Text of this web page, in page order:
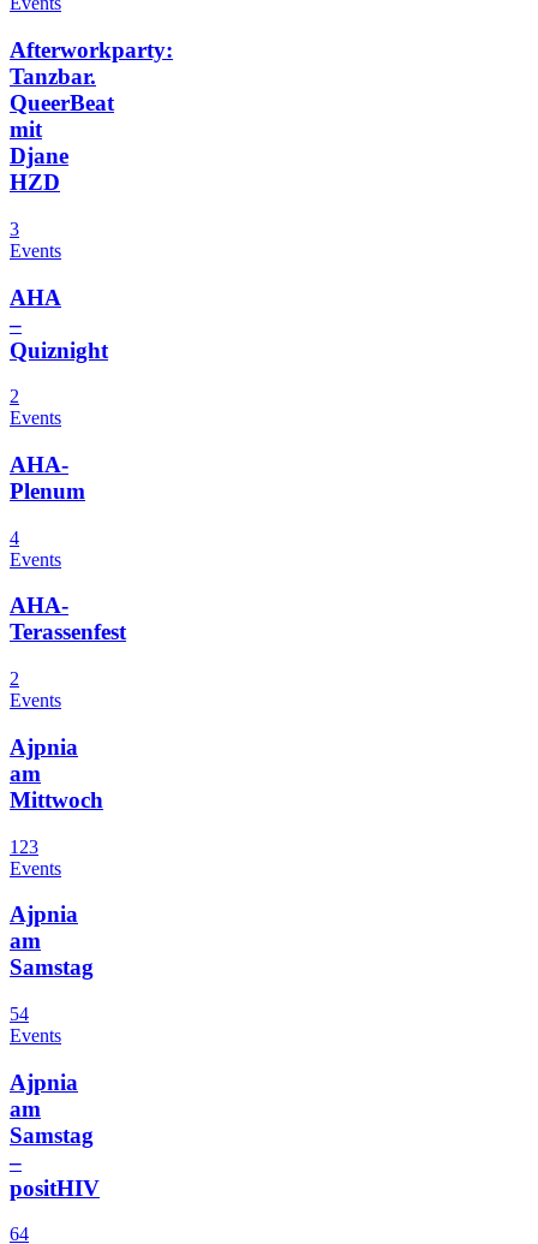
Afterworkparty:
Tanzbar.
QueerBeat
mit
Djane
HZD
3
Events
AHA
–
Quiznight
2
Events
AHA-
Plenum
4
Events
AHA-
Terassenfest
2
Events
Ajpnia
am
Mittwoch
123
Events
Ajpnia
am
Samstag
54
Events
Ajpnia
am
Samstag
–
positHIV
64